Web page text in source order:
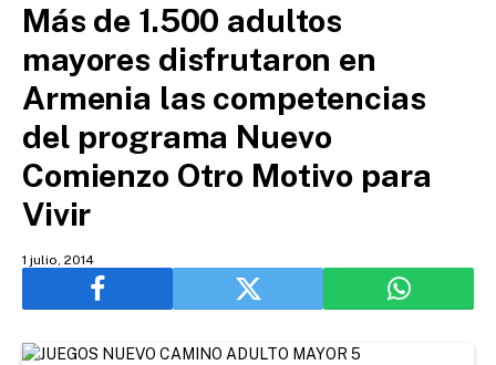
Más de 1.500 adultos
mayores disfrutaron en
Armenia las competencias
del programa Nuevo
Comienzo Otro Motivo para
Vivir
1 julio, 2014